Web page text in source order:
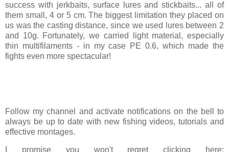
success with jerkbaits, surface lures and stickbaits... all of
them small, 4 or 5 cm. The biggest limitation they placed on
us was the casting distance, since we used lures between 2
and 10g. Fortunately, we carried light material, especially
thin multifilaments - in my case PE 0.6, which made the
fights even more spectacular!
Follow my channel and activate notifications on the bell to
always be up to date with new fishing videos, tutorials and
effective montages.
I promise you won't regret clicking here: